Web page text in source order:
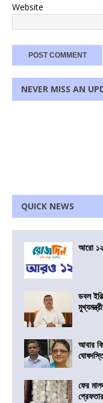
Website
NEVER MISS AN
QUICK NEWS
আরো ১২
ডবল
আবার
ফের